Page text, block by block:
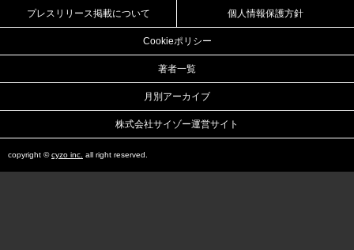
プレスリリース掲載について 個人情報保護方針
Cookieポリシー
著者一覧
月別アーカイブ
株式会社サイゾー運営サイト
copyright ©cyzo inc. all right reserved.